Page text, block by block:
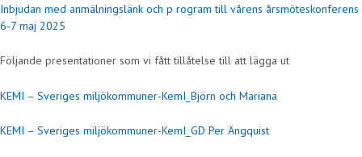
Inbjudan med anmälningslänk och p rogram till vårens årsmöteskonferens
6-7 maj 2025
Följande presentationer som vi fått tillåtelse till att lägga ut
KEMI – Sveriges miljökommuner-KemI_Björn och Mariana
KEMI – Sveriges miljökommuner-KemI_GD Per Ängquist